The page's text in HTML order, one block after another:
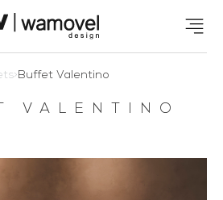
>Buffet Valentino
VALENTINO